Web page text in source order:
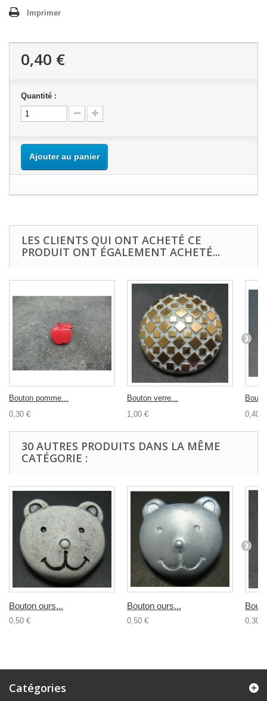
Imprimer
0,40 €
Quantité :
Ajouter au panier
LES CLIENTS QUI ONT ACHETÉ CE
PRODUIT ONT ÉGALEMENT ACHETÉ...
Bouton pomme...
0,30 €
Bouton verre...
1,00 €
0,40 €
30 AUTRES PRODUITS DANS LA MÊME
CATÉGORIE :
Bouton ours...
0,50 €
Bouton ours...
0,50 € 0,30 €
Catégories